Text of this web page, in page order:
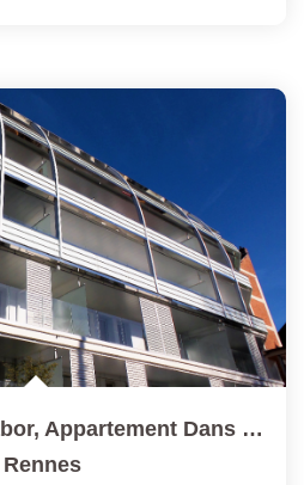
Rennes Centre Thabor, Appartement Dans Résidence De...
Rennes